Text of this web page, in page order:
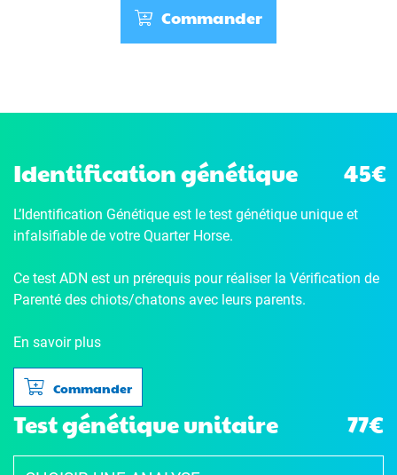
Commander
Identification génétique 45€
L’Identification Génétique est le test génétique unique et
infalsifiable de votre Quarter Horse.
Ce test ADN est un prérequis pour réaliser la Vérification de
Parenté des chiots/chatons avec leurs parents.
En savoir plus
Commander
Test génétique unitaire 77€